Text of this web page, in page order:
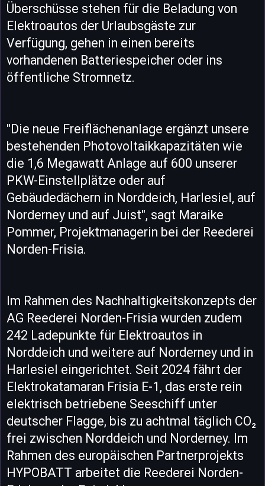
Überschüsse stehen für die Beladung von
Elektroautos der Urlaubsgäste zur
Verfügung, gehen in einen bereits
vorhandenen Batteriespeicher oder ins
öffentliche Stromnetz.
"Die neue Freiflächenanlage ergänzt unsere
bestehenden Photovoltaikkapazitäten wie
die 1,6 Megawatt Anlage auf 600 unserer
PKW-Einstellplätze oder auf
Gebäudedächern in Norddeich, Harlesiel, auf
Norderney und auf Juist", sagt Maraike
Pommer, Projektmanagerin bei der Reederei
Norden-Frisia.
Im Rahmen des Nachhaltigkeitskonzepts der
AG Reederei Norden-Frisia wurden zudem
242 Ladepunkte für Elektroautos in
Norddeich und weitere auf Norderney und in
Harlesiel eingerichtet. Seit 2024 fährt der
Elektrokatamaran Frisia E-1, das erste rein
elektrisch betriebene Seeschiff unter
deutscher Flagge, bis zu achtmal täglich CO₂
frei zwischen Norddeich und Norderney. Im
Rahmen des europäischen Partnerprojekts
HYPOBATT arbeitet die Reederei Norden-